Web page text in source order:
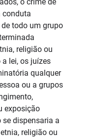
o crime de
conduta
todo um grupo
religião ou
lei, os juízes
qualquer
ou a grupos
exposição
se dispensaria a
religião ou